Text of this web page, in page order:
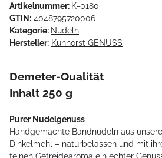
Artikelnummer: K-0180
GTIN: 4048795720006
Kategorie: Nudeln
Hersteller: Kuhhorst GENUSS
Demeter-Qualität
Inhalt 250 g
Purer Nudelgenuss
Handgemachte Bandnudeln aus
Dinkelmehl – naturbelassen und mit
feinen Getreidearoma ein echter